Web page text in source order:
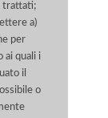
trattati;
a)
per
ai quali i
il
o